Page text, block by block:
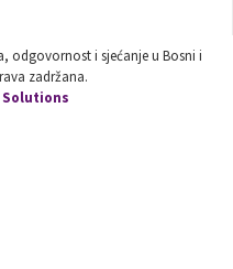
odgovornost i sjećanje u Bosni i
zadržana.